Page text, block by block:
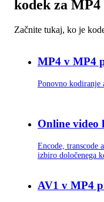
kodek za
Začnite tukaj, ko je
MP4 v MP4
Ponovno kodiranje
Online video
Encode, transcode
izbiro določenega
AV1 v MP4